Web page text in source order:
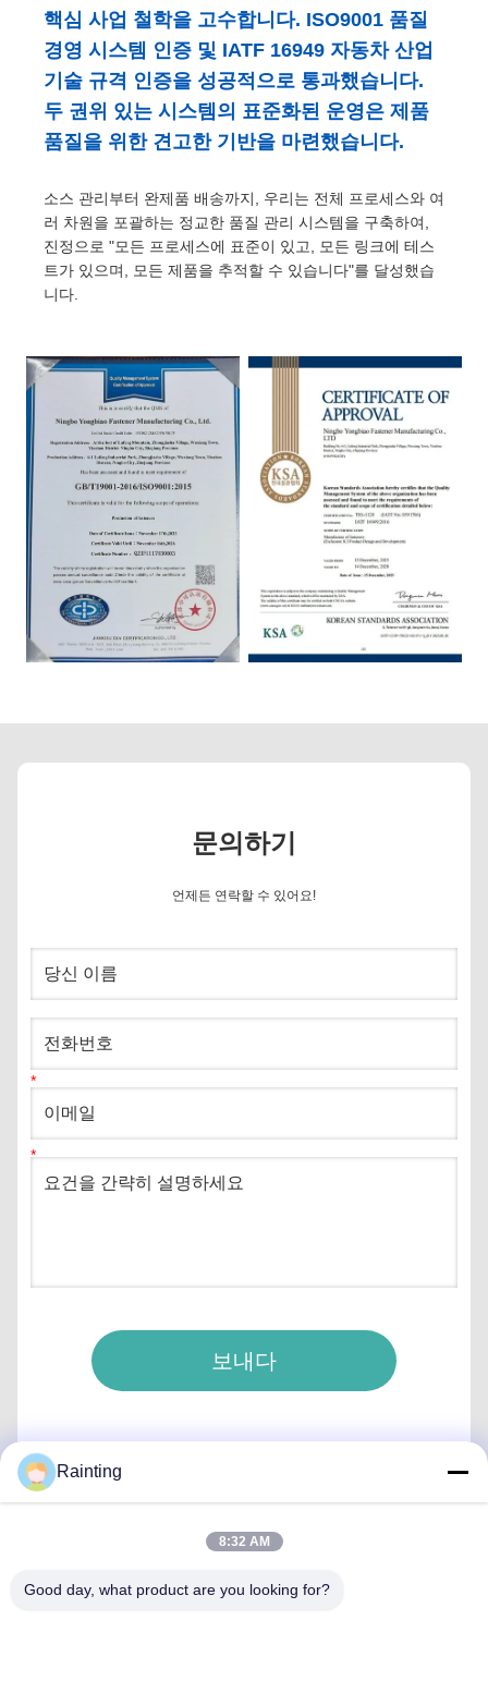
핵심 사업 철학을 고수합니다. ISO9001 품질
경영 시스템 인증 및 IATF 16949 자동차 산업
기술 규격 인증을 성공적으로 통과했습니다.
두 권위 있는 시스템의 표준화된 운영은 제품
품질을 위한 견고한 기반을 마련했습니다.
소스 관리부터 완제품 배송까지, 우리는 전체 프로세스와 여
러 차원을 포괄하는 정교한 품질 관리 시스템을 구축하여,
진정으로 "모든 프로세스에 표준이 있고, 모든 링크에 테스
트가 있으며, 모든 제품을 추적할 수 있습니다"를 달성했습
니다.
문의하기
언제든 연락할 수 있어요!
보내다
주소
Rainting
8:32 AM
Good day, what product are you looking for?